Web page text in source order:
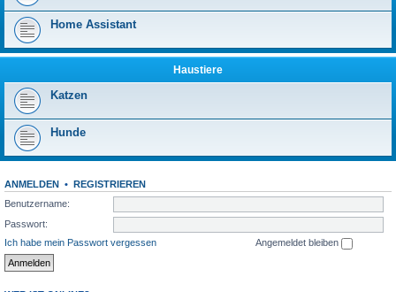
Home Assistant
Haustiere
Katzen
Hunde
ANMELDEN • REGISTRIEREN
Benutzername:
Passwort:
Ich habe mein Passwort vergessen
Angemeldet bleiben